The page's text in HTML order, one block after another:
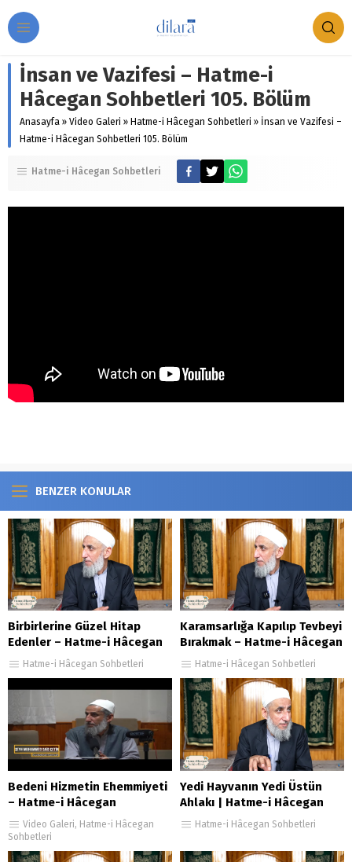
İnsan ve Vazifesi – Hatme-i
Hâcegan Sohbetleri 105. Bölüm
Anasayfa » Video Galeri » Hatme-i Hâcegan Sohbetleri » İnsan ve Vazifesi –
Hatme-i Hâcegan Sohbetleri 105. Bölüm
Hatme-i Hâcegan Sohbetleri
BENZER KONULAR
Birbirlerine Güzel Hitap
Edenler – Hatme-i Hâcegan
Sohbetleri 147. Bölüm
Hatme-i Hâcegan Sohbetleri
Karamsarlığa Kapılıp Tevbeyi
Bırakmak – Hatme-i Hâcegan
Sohbetleri 84.Bölüm
Hatme-i Hâcegan Sohbetleri
Bedeni Hizmetin Ehemmiyeti
– Hatme-i Hâcegan
Sohbetleri 4.Bölüm
Video Galeri, Hatme-i Hâcegan
Sohbetleri
Yedi Hayvanın Yedi Üstün
Ahlakı | Hatme-i Hâcegan
Sohbetleri 53. Bölüm
Hatme-i Hâcegan Sohbetleri